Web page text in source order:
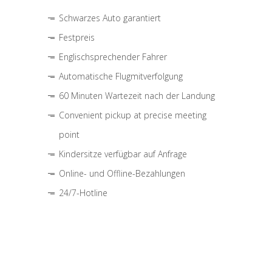
Schwarzes Auto garantiert
Festpreis
Englischsprechender Fahrer
Automatische Flugmitverfolgung
60 Minuten Wartezeit nach der Landung
Convenient pickup at precise meeting
point
Kindersitze verfügbar auf Anfrage
Online- und Offline-Bezahlungen
24/7-Hotline